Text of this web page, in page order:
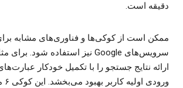
دقیقه است.
ممکن است از کوکی‌ها و فناوری‌های مشابه
ارائه نتایج جستجو را با تکمیل خودکار
ورودی اولیه کاربر بهبود می‌بخشد. این کوکی ۶ ماه اعتبار دارد.